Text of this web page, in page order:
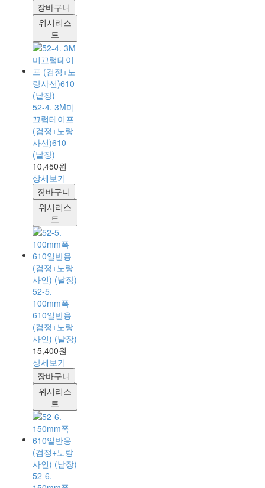
장바구니
위시리스
트
52-4. 3M미
끄럼테이프
(검정+노랑
사선)610
(낱장)
10,450원
상세보기
장바구니
위시리스
트
52-5.
100mm폭
610일반용
(검정+노랑
사인) (낱장)
15,400원
상세보기
장바구니
위시리스
트
52-6.